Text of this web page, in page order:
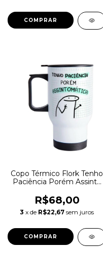
Copo Térmico Flork Tenho
Paciência Porém Assinto
R$68,00
3 x de R$22,67 sem juros